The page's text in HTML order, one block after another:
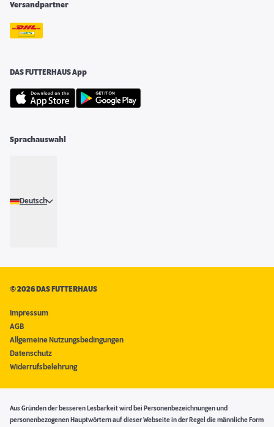
Versandpartner
DAS FUTTERHAUS App
Sprachauswahl
Deutsch
©2026 DAS FUTTERHAUS
Impressum
AGB
Allgemeine Nutzungsbedingungen
Datenschutz
Widerrufsbelehrung
Aus Gründen der besseren Lesbarkeit wird bei Personenbezeichnungen und
personenbezogenen Hauptwörtern auf dieser Webseite in der Regel die männliche Form